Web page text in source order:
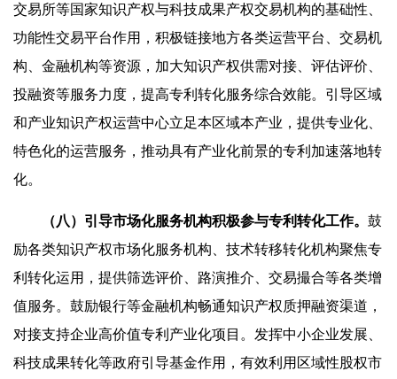
交易所等国家知识产权与科技成果产权交易机构的基础性、
功能性交易平台作用，积极链接地方各类运营平台、交易机
构、金融机构等资源，加大知识产权供需对接、评估评价、
投融资等服务力度，提高专利转化服务综合效能。引导区域
和产业知识产权运营中心立足本区域本产业，提供专业化、
特色化的运营服务，推动具有产业化前景的专利加速落地转
化。
（八）引导市场化服务机构积极参与专利转化工作。 鼓
励各类知识产权市场化服务机构、技术转移转化机构聚焦专
利转化运用，提供筛选评价、路演推介、交易撮合等各类增
值服务。鼓励银行等金融机构畅通知识产权质押融资渠道，
对接支持企业高价值专利产业化项目。发挥中小企业发展、
科技成果转化等政府引导基金作用，有效利用区域性股权市